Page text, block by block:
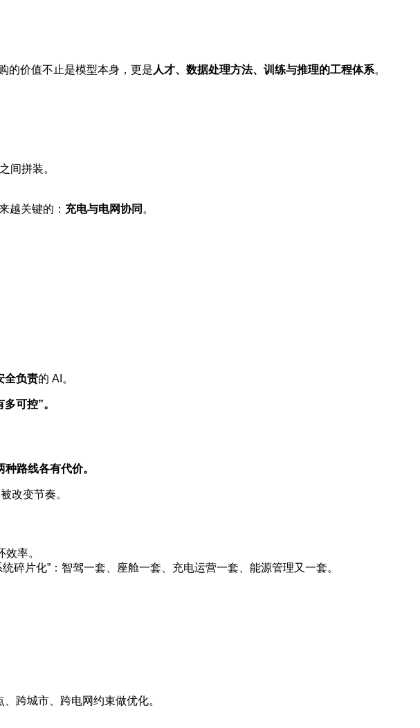
的价值不止是模型本身，更是 人才、数据处理方法、训练与推理的工程体系。
间拼装。
越关键的： 充电与电网协同 。
全负责的 AI。
可控”。
路线各有代价。
改变节奏。
率。
碎片化”：智驾一套、座舱一套、充电运营一套、能源管理又一套。
跨城市、跨电网约束做优化。